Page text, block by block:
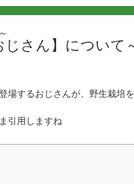
さん】について
場するおじさんが、野生栽培を
引用しますね